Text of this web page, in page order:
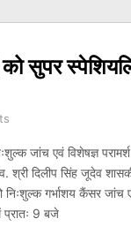
सुपर
जांच एवं विशेषज्ञ
श्री दिलीप सिंह जूदेव
निःशुल्क गर्भाशय कैंसर जांच
प्रातः 9 बजे